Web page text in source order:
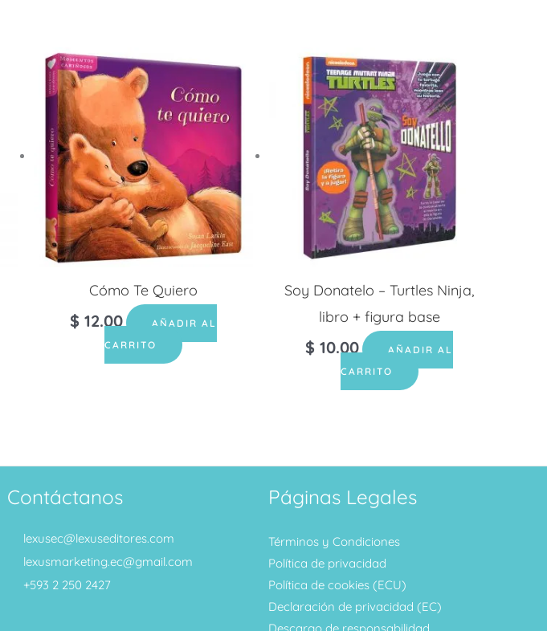
Cómo Te Quiero
$ 12.00
AÑADIR AL
CARRITO
Soy Donatelo – Turtles Ninja,
libro + figura base
$ 10.00
AÑADIR AL
CARRITO
Contáctanos
lexusec@lexuseditores.com
lexusmarketing.ec@gmail.com
+593 2 250 2427
Páginas Legales
Términos y Condiciones
Política de privacidad
Política de cookies (ECU)
Declaración de privacidad (EC)